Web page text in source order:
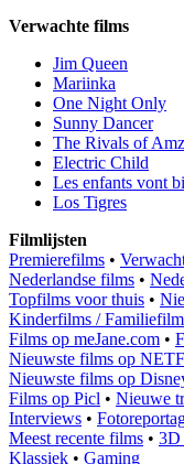
Verwachte films
Jim Queen
Mariinka
One Night Only
Sunny Dancer
The Rivals of
Electric Child
Les enfants vont
Los Tigres
Filmlijsten
Premierefilms •
Nederlandse films •
Topfilms voor thuis •
Kinderfilms /
Films op meJane.com •
Nieuwste films op
Nieuwste films op
Films op Picl • Nieuwe
Interviews •
Meest recente films • 3D
Klassiek • Gaming